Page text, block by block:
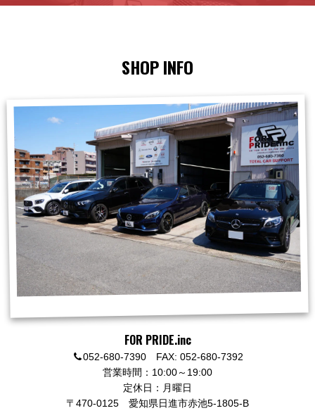
SHOP INFO
FOR PRIDE.inc
052-680-7390 FAX: 052-680-7392
営業時間：10:00～19:00
定休日：月曜日
〒470-0125 愛知県日進市赤池5-1805-B